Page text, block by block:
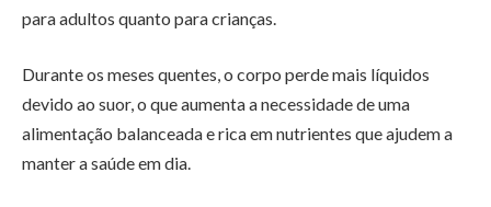
para adultos quanto para crianças.
Durante os meses quentes, o corpo perde mais líquidos
devido ao suor, o que aumenta a necessidade de uma
alimentação balanceada e rica em nutrientes que ajudem a
manter a saúde em dia.